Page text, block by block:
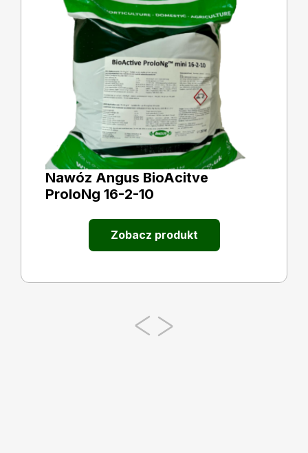
Nawóz Angus BioAcitve
ProloNg 16-2-10
Zobacz produkt